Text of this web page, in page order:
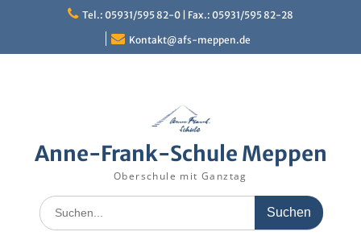
Tel.: 05931/595 82-0 | Fax.: 05931/595 82-28
Kontakt@afs-meppen.de
Anne-Frank-Schule Meppen
Oberschule mit Ganztag
Search
for: